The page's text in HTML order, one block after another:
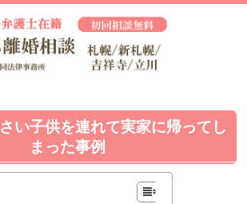
い子供を連れて実家に帰ってし
まった事例